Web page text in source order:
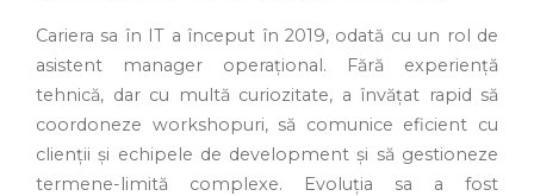
Cariera sa în IT a început în 2019, odată cu un rol de
asistent manager operațional. Fără experiență
tehnică, dar cu multă curiozitate, a învățat rapid să
coordoneze workshopuri, să comunice eficient cu
clienții și echipele de development și să gestioneze
termene-limită complexe. Evoluția sa a fost